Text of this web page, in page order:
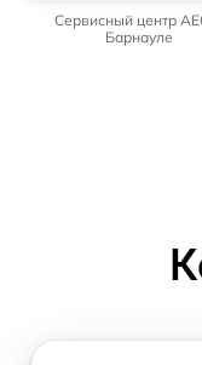
Сервисный центр
Барнауле